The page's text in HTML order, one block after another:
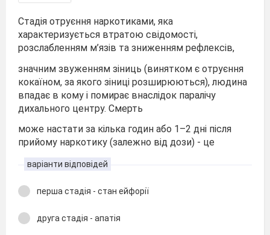
Стадія отруєння наркотиками, яка
характеризується втратою свідомості,
розслабленням м’язів та зниженням рефлексів,
значним звуженням зіниць (винятком є отруєння
кокаїном, за якого зіниці розширюються), людина
впадає в кому і помирає внаслідок паралічу
дихального центру. Смерть
може настати за кілька годин або 1–2 дні після
прийому наркотику (залежно від дози) - це
варіанти відповідей
перша стадія - стан ейфорії
друга стадія - апатія